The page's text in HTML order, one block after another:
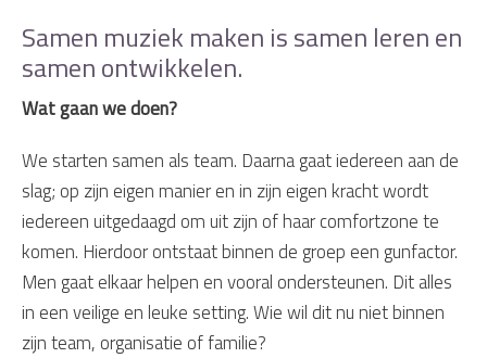
Samen muziek maken is samen leren en
samen ontwikkelen.
Wat gaan we doen?
We starten samen als team. Daarna gaat iedereen aan de
slag; op zijn eigen manier en in zijn eigen kracht wordt
iedereen uitgedaagd om uit zijn of haar comfortzone te
komen. Hierdoor ontstaat binnen de groep een gunfactor.
Men gaat elkaar helpen en vooral ondersteunen. Dit alles
in een veilige en leuke setting. Wie wil dit nu niet binnen
zijn team, organisatie of familie?